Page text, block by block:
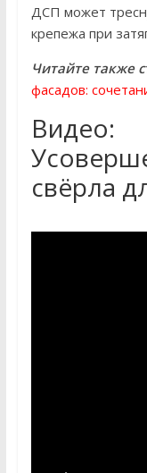
ДСП может
крепежа при
Читайте также
фасадов:
Видео:
свёрла